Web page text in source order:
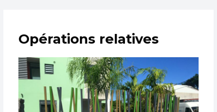
Opérations relatives